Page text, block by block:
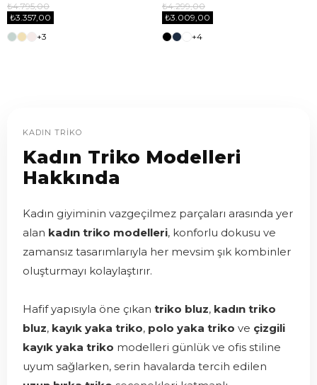
₺3.357,00
₺4.795,00
+3
₺3.009,00
₺4.299,00
+4
KADIN TRIKO
Kadın Triko Modelleri
Hakkında
Kadın giyiminin vazgeçilmez parçaları arasında yer
alan kadın triko modelleri, konforlu dokusu ve
zamansız tasarımlarıyla her mevsim şık kombinler
oluşturmayı kolaylaştırır.
Hafif yapısıyla öne çıkan triko bluz, kadın triko
bluz, kayık yaka triko, polo yaka triko ve çizgili
kayık yaka triko modelleri günlük ve ofis stiline
uyum sağlarken, serin havalarda tercih edilen